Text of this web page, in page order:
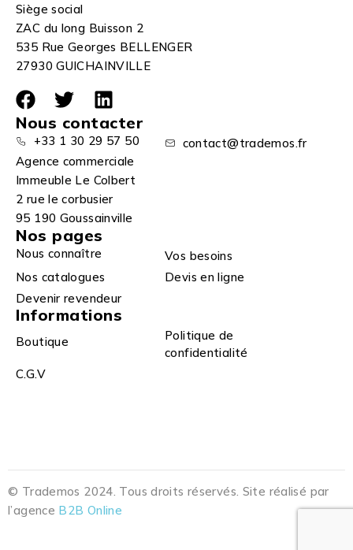
Siège social
ZAC du long Buisson 2
535 Rue Georges BELLENGER
27930 GUICHAINVILLE
Nous contacter
+33 1 30 29 57 50
contact@trademos.fr
Agence commerciale
Immeuble Le Colbert
2 rue le corbusier
95 190 Goussainville
Nos pages
Nous connaître
Vos besoins
Nos catalogues
Devis en ligne
Devenir revendeur
Informations
Boutique
Politique de
confidentialité
C.G.V
© Trademos 2024. Tous droits réservés. Site réalisé par
l’agence B2B Online